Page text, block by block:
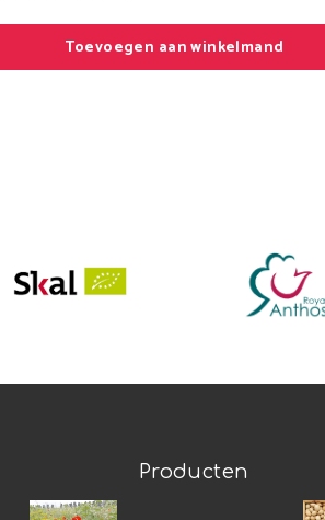
Toevoegen aan winkelmand
Producten